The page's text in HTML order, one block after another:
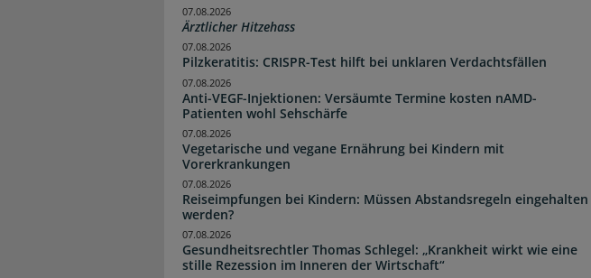
Ärztlicher Hitzehass
07.08.2026
Pilzkeratitis: CRISPR-Test hilft bei unklaren Verdachtsfällen
07.08.2026
Anti-VEGF-Injektionen: Versäumte Termine kosten nAMD-
Patienten wohl Sehschärfe
07.08.2026
Vegetarische und vegane Ernährung bei Kindern mit
Vorerkrankungen
07.08.2026
Reiseimpfungen bei Kindern: Müssen Abstandsregeln eingehalten
werden?
07.08.2026
Gesundheitsrechtler Thomas Schlegel: „Krankheit wirkt wie eine
stille Rezession im Inneren der Wirtschaft“
07.08.2026